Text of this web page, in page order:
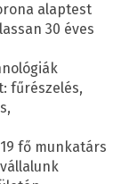
alaptest
30 éves
fűrészelés,
fő munkatárs